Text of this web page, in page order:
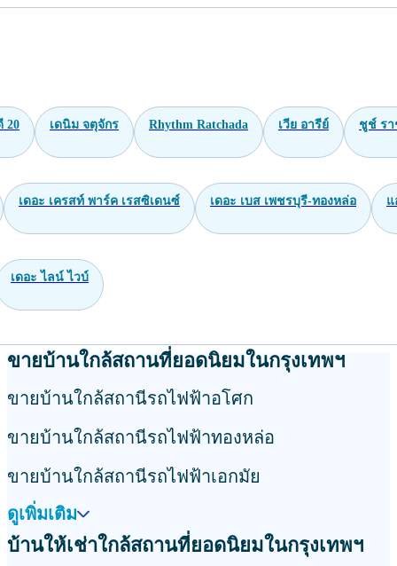
20 เดนิม จตุจักร Rhythm Ratchada เวีย อารีย์ ชูช์ รา
เดอะ เครสท์ พาร์ค เรสซิเดนซ์ เดอะ เบส เพชรบุรี-ทองหล่อ แ
เดอะ ไลน์ ไวบ์
ขายบ้านใกล้สถานที่ยอดนิยมในกรุงเทพฯ
ขายบ้านใกล้สถานีรถไฟฟ้าอโศก
ขายบ้านใกล้สถานีรถไฟฟ้าทองหล่อ
ขายบ้านใกล้สถานีรถไฟฟ้าเอกมัย
ดูเพิ่มเติม
บ้านให้เช่าใกล้สถานที่ยอดนิยมในกรุงเทพฯ